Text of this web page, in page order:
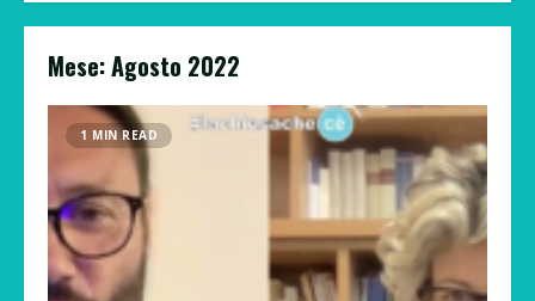
Mese:Agosto 2022
1 MIN READ